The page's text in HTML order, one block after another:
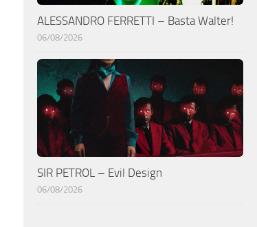
ALESSANDRO FERRETTI – Basta Walter!
06/08/2026
SIR PETROL – Evil Design
06/08/2026